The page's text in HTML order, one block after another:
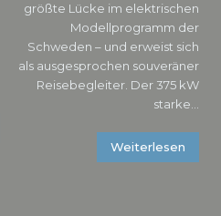
größte Lücke im elektrischen
Modellprogramm der
Schweden – und erweist sich
als ausgesprochen souveräner
Reisebegleiter. Der 375 kW
starke...
Weiterlesen